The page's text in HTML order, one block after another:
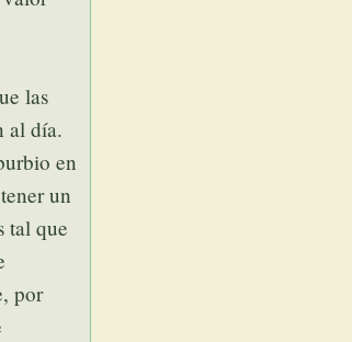
las
al día.
en
un
tal que
por